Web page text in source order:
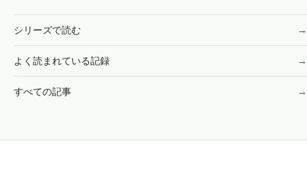
シリーズで読む
よく読まれている記録
すべての記事